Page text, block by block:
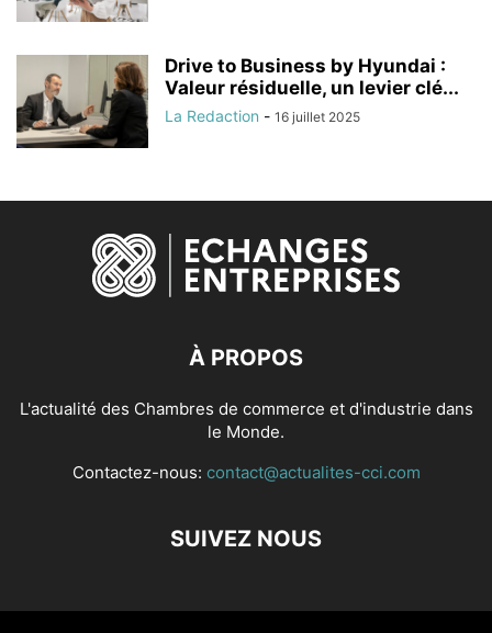
Drive to Business by Hyundai :
Valeur résiduelle, un levier clé...
La Redaction - 16 juillet 2025
À PROPOS
L'actualité des Chambres de commerce et d'industrie dans
le Monde.
Contactez-nous: contact@actualites-cci.com
SUIVEZ NOUS